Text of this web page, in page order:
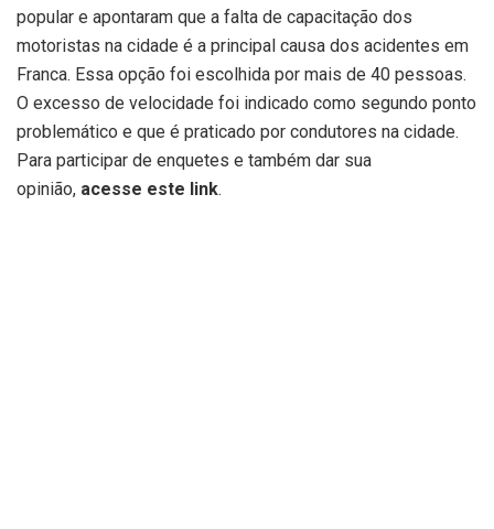
popular e apontaram que a falta de capacitação dos
motoristas na cidade é a principal causa dos acidentes em
Franca. Essa opção foi escolhida por mais de 40 pessoas.
O excesso de velocidade foi indicado como segundo ponto
problemático e que é praticado por condutores na cidade.
Para participar de enquetes e também dar sua
opinião, acesse este link.